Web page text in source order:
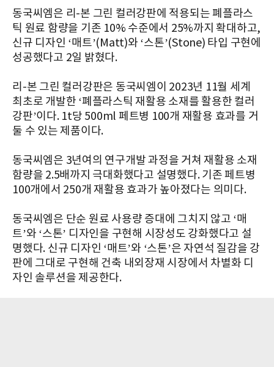
동국씨엠은 리-본 그린 컬러강판에 적용되는 폐플라스
틱 원료 함량을 기존 10% 수준에서 25%까지 확대하고,
신규 디자인 ‘매트’(Matt)와 ‘스톤’(Stone) 타입 구현에
성공했다고 2일 밝혔다.
리-본 그린 컬러강판은 동국씨엠이 2023년 11월 세계
최초로 개발한 ‘폐플라스틱 재활용 소재를 활용한 컬러
강판’이다. 1t당 500ml 페트병 100개 재활용 효과를 거
둘 수 있는 제품이다.
동국씨엠은 3년여의 연구개발 과정을 거쳐 재활용 소재
함량을 2.5배까지 극대화했다고 설명했다. 기존 페트병
100개에서 250개 재활용 효과가 높아졌다는 의미다.
동국씨엠은 단순 원료 사용량 증대에 그치지 않고 ‘매
트’와 ‘스톤’ 디자인을 구현해 시장성도 강화했다고 설
명했다. 신규 디자인 ‘매트’와 ‘스톤’은 자연석 질감을 강
판에 그대로 구현해 건축 내외장재 시장에서 차별화 디
자인 솔루션을 제공한다.